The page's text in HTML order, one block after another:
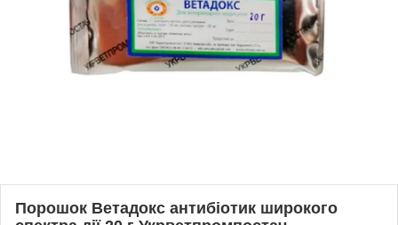
Порошок Ветадокс антибіотик широкого